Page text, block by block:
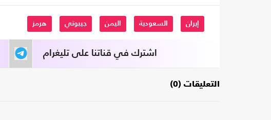
إيران السعودية اليمن جيبوتي هرمز
اشترك في قناتنا على تليغرام
التعليقات (0)